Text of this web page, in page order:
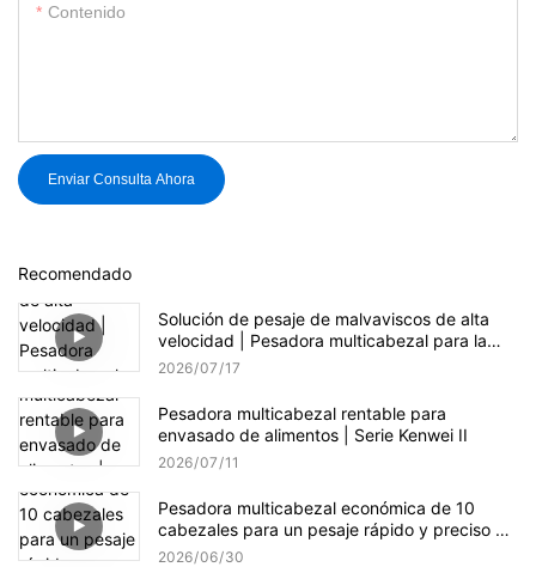
Contenido
Enviar Consulta Ahora
Recomendado
Solución de pesaje de malvaviscos de alta
velocidad | Pesadora multicabezal para la
producción de dulces
2026 07 17
Pesadora multicabezal rentable para
envasado de alimentos | Serie Kenwei II
2026 07 11
Pesadora multicabezal económica de 10
cabezales para un pesaje rápido y preciso de
gránulos.
2026 06 30